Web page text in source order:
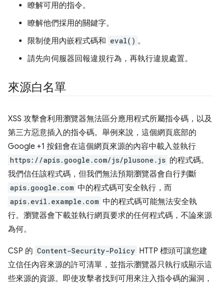
瞭解可用的指令。
瞭解他們採用的關鍵字。
限制使用內嵌程式碼和 eval() 。
請先向伺服器回報違規行為，再執行違規處置。
來源白名單
XSS 攻擊會利用瀏覽器無法區分應用程式所屬指令碼，以及
第三方惡意插入的指令碼。舉例來說，這個網頁底部的
Google +1 按鈕會在這個網頁來源的內容中載入並執行
https://apis.google.com/js/plusone.js 的程式碼。
我們信任該程式碼，但我們無法預期瀏覽器會自行判斷
apis.google.com 中的程式碼可安全執行，而
apis.evil.example.com 中的程式碼可能無法安全執
行。瀏覽器會下載並執行網頁要求的任何程式碼，不論來源
為何。
CSP 的 Content-Security-Policy HTTP 標頭可讓您建
立信任內容來源的許可清單，並指示瀏覽器只執行或顯示這
些來源的資源。即使攻擊者找到可用來注入指令碼的漏洞，